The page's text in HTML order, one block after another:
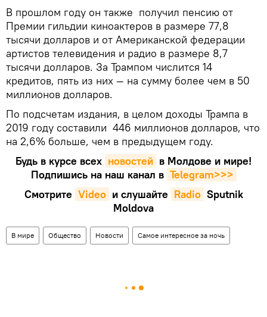
В прошлом году он также получил пенсию от
Премии гильдии киноактеров в размере 77,8
тысячи долларов и от Американской федерации
артистов телевидения и радио в размере 8,7
тысячи долларов. За Трампом числится 14
кредитов, пять из них — на сумму более чем в 50
миллионов долларов.
По подсчетам издания, в целом доходы Трампа в
2019 году составили 446 миллионов долларов, что
на 2,6% больше, чем в предыдущем году.
Будь в курсе всех новостей в Молдове и мире!
Подпишись на наш канал в Telegram>>>
Смотрите Video и слушайте Radio Sputnik
Moldova
В мире Общество Новости Самое интересное за ночь